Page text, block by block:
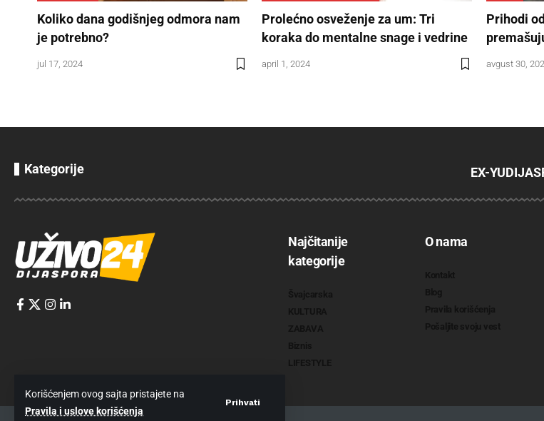
Korišćenjem ovog sajta pristajete na
Pravila i uslove korišćenja
Prihvati
Koliko dana godišnjeg odmora nam
je potrebno?
jul 17, 2024
Prolećno osveženje za um: Tri
koraka do mentalne snage i vedrine
april 1, 2024
Prihodi
avgust 30,
Kategorije EX-YU
Najčitanije
kategorije
O nama